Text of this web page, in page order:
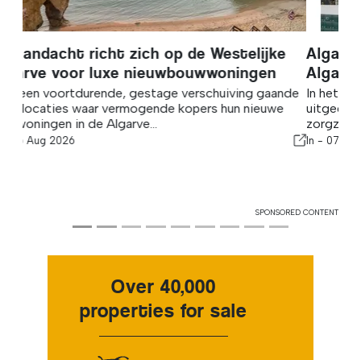
Algarve Caring Hands – Thuiszorg in de
Algarve naar een hoger niveau tillen
In het hart van de Algarve is Algarve Caring Hands
uitgegroeid tot een van de meest vertrouwde en
zorgzame thuiszorgaanbieders van...
In -07 Aug 2026
SPONSORED CONTENT
Over 40,000
properties for sale